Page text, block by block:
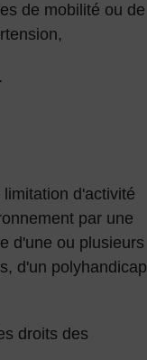
de mobilité ou de
d'activité
par une
d'une ou plusieurs
d'un polyhandicap
droits des